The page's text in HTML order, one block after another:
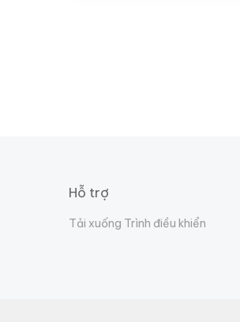
Hỗ trợ
Tải xuống Trình điều khiển